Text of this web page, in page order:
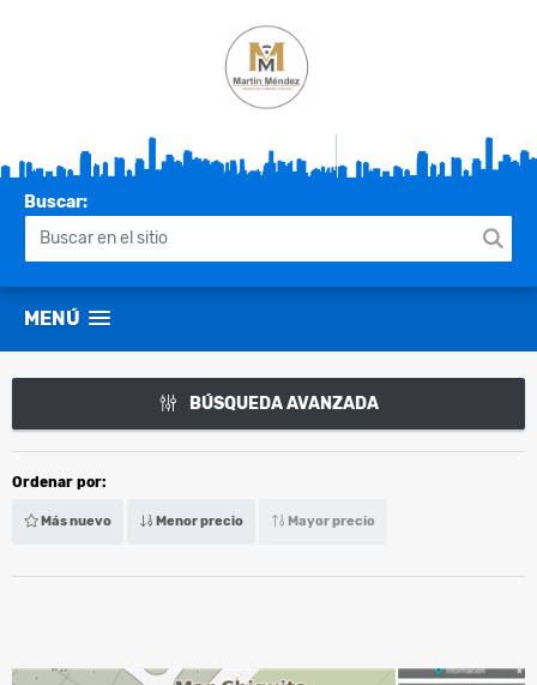
Buscar:
MENÚ
BÚSQUEDA AVANZADA
Ordenar por:
Más nuevo Menor precio Mayor precio